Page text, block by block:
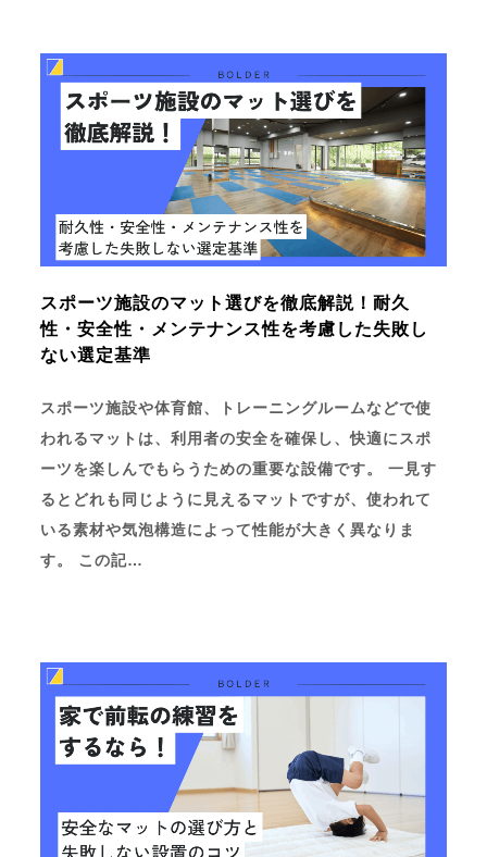
スポーツ施設のマット選びを徹底解説！耐久
性・安全性・メンテナンス性を考慮した失敗し
ない選定基準
スポーツ施設や体育館、トレーニングルームなどで使
われるマットは、利用者の安全を確保し、快適にスポ
ーツを楽しんでもらうための重要な設備です。 一見す
るとどれも同じように見えるマットですが、使われて
いる素材や気泡構造によって性能が大きく異なりま
す。 この記…